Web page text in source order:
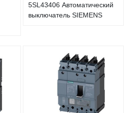
5SL43406 Автоматический
выключатель SIEMENS